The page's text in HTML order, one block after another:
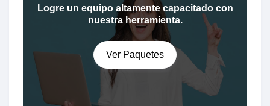
Logre un equipo altamente capacitado con
nuestra herramienta.
Ver Paquetes